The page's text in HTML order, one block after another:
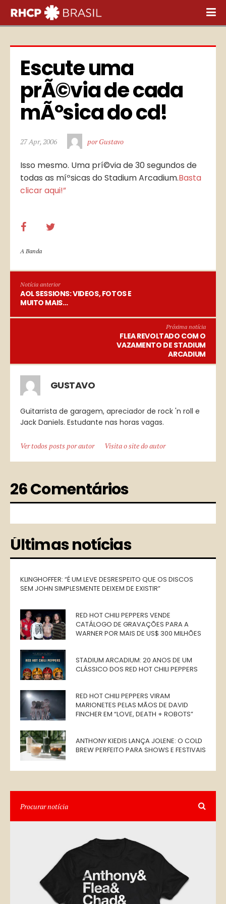
Escute uma
prÃ©via de cada
mÃºsica do cd!
27 Apr, 2006 por Gustavo
Isso mesmo. Uma prí©via de 30 segundos de
todas as míºsicas do Stadium Arcadium.Basta
clicar aqui!”
A Banda
Notícia anterior
AOL SESSIONS: VIDEOS, FOTOS E
MUITO MAIS…
Próxima notícia
FLEA REVOLTADO COM O
VAZAMENTO DE STADIUM
ARCADIUM
GUSTAVO
Guitarrista de garagem, apreciador de rock 'n roll e
Jack Daniels. Estudante nas horas vagas.
Ver todos posts por autor Visita o site do autor
26 Comentários
Últimas notícias
KLINGHOFFER: “É UM LEVE DESRESPEITO QUE OS DISCOS
SEM JOHN SIMPLESMENTE DEIXEM DE EXISTIR”
RED HOT CHILI PEPPERS VENDE
CATÁLOGO DE GRAVAÇÕES PARA A
WARNER POR MAIS DE US$ 300 MILHÕES
STADIUM ARCADIUM: 20 ANOS DE UM
CLÁSSICO DOS RED HOT CHILI PEPPERS
RED HOT CHILI PEPPERS VIRAM
MARIONETES PELAS MÃOS DE DAVID
FINCHER EM “LOVE, DEATH + ROBOTS”
ANTHONY KIEDIS LANÇA JOLENE: O COLD
BREW PERFEITO PARA SHOWS E FESTIVAIS